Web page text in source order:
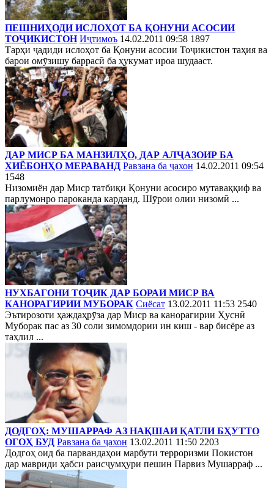
ПЕШНИҲОДИ ИСЛОҲОТ БА ҚОНУНИ АСОСИИ
ТОҶИКИСТОН Иҷтимоъ 14.02.2011 09:58 1897
Тарҳи ҷадиди ислоҳот ба Қонуни асосии Тоҷикистон таҳия ва
барои омӯзишу баррасӣ ба ҳукумат ироа шудааст.
ДАР МИСР БА МАНЗИЛҲО, ДАР АЛҶАЗОИР БА
ХИЁБОНҲО МЕРАВАНД Равзана ба ҷахон 14.02.2011 09:54
1548
Низомиён дар Миср татбиқи Қонуни асосиро мутаваққиф ва
парлумонро пароканда карданд. Шӯрои олии низомӣ ...
НУХБАГОНИ ТОҶИК ДАР БОРАИ МИСР ВА
КАНОРАГИРИИ МУБОРАК Сиёсат 13.02.2011 11:53 2540
Эътирозоти ҳаждаҳрӯза дар Миср ва канорагирии Ҳуснӣ
Муборак пас аз 30 соли зимомдории ин киш - вар бисёре аз
таҳлил ...
ДОДГОҲ: МУШАРРАФ АЗ НАҚШАИ ҚАТЛИ БҲУТТО
ОГОҲ БУД Равзана ба ҷахон 13.02.2011 11:50 2203
Додгоҳ оид ба парвандаҳои марбути терроризми Покистон
дар мавриди ҳабси раисҷумҳури пешин Парвиз Мушарраф ...